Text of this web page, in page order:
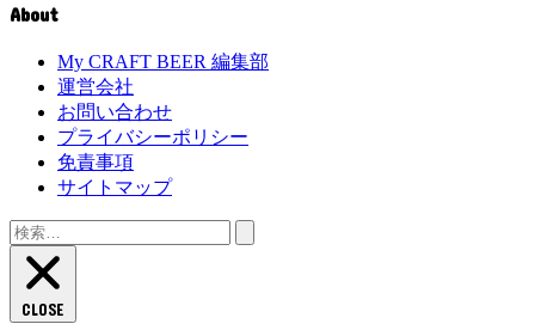
About
My CRAFT BEER 編集部
運営会社
お問い合わせ
プライバシーポリシー
免責事項
サイトマップ
検
索:
CLOSE